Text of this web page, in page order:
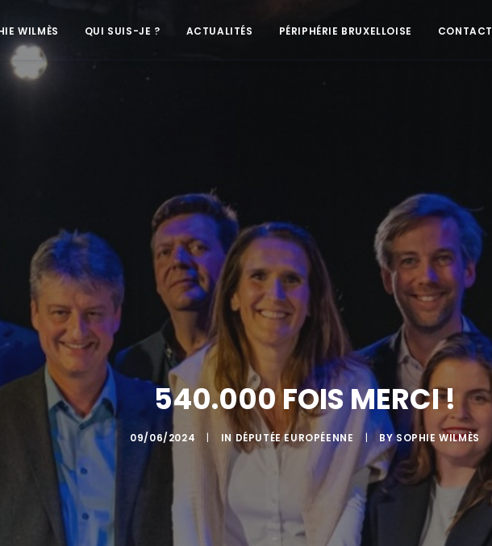
WILMÈS QUI SUIS-JE ? ACTUALITÉS PÉRIPHÉRIE BRUXELLOISE CONTACT
540.000 FOIS MERCI !
09/06/2024 | IN DÉPUTÉE EUROPÉENNE | BYSOPHIE WILMÈS